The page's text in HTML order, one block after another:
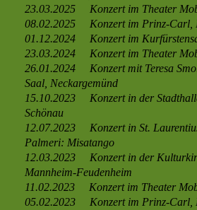
23.03.2025 Konzert im Theater
08.02.2025 Konzert im Prinz-Carl,
01.12.2024 Konzert im
23.03.2024 Konzert im Theater
26.01.2024 Konzert mit Teresa
Saal, Neckargemünd
15.10.2023 Konzert in der
Schönau
12.07.2023 Konzert in St.
Palmeri: Misatango
12.03.2023 Konzert in der
Mannheim-Feudenheim
11.02.2023 Konzert im Theater
05.02.2023 Konzert im Prinz-Carl,